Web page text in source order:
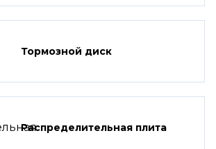
Тормозной диск
Распределительная плита